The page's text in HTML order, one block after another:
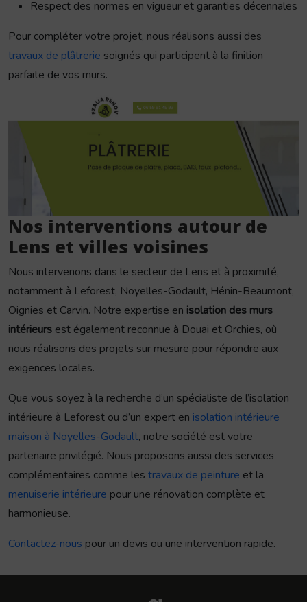
Respect des normes en vigueur et garanties décennales
Pour compléter votre projet, nous réalisons aussi des
travaux de plâtrerie soignés qui participent à la finition
parfaite de vos murs.
Nos interventions autour de
Lens et villes voisines
Nous intervenons dans le secteur de Lens et à proximité,
notamment à Leforest, Noyelles-Godault, Hénin-Beaumont,
Oignies et Carvin. Notre expertise en isolation des murs
intérieurs est également reconnue à Douai et Orchies, où
nous réalisons des projets sur mesure pour répondre aux
exigences locales.
Que vous soyez à la recherche d’un spécialiste de l’isolation
intérieure à Leforest ou d’un expert en isolation intérieure
maison à Noyelles-Godault, notre société est votre
partenaire privilégié. Nous proposons aussi des services
complémentaires comme les travaux de peinture et la
menuiserie intérieure pour une rénovation complète et
harmonieuse.
Contactez-nous pour un devis ou une intervention rapide.